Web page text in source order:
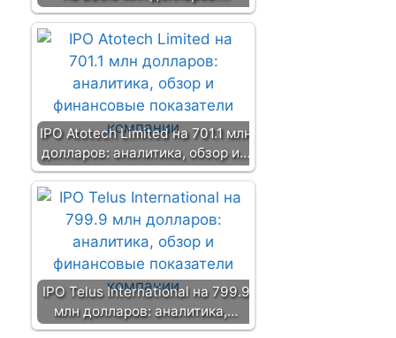
IPO Atotech Limited на 701.1 млн
долларов: аналитика, обзор и…
IPO Telus International на 799.9
млн долларов: аналитика,…